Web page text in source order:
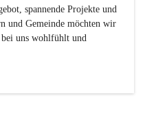
spannende Projekte und
und Gemeinde möchten wir
bei uns wohlfühlt und